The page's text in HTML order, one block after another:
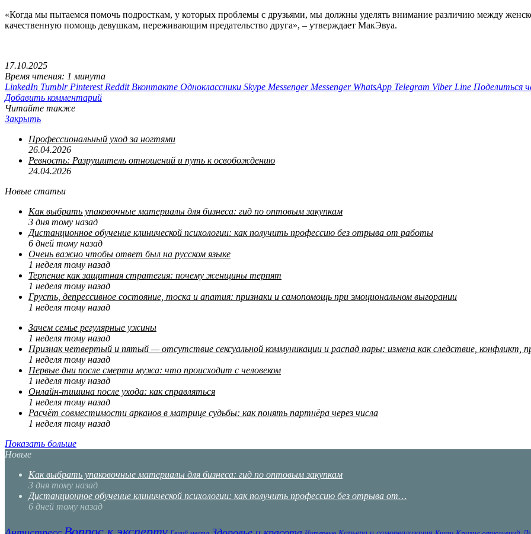
«Когда мы пытаемся помочь подросткам, у которых проблемы с друзьями, мы должны уделять внимание различию между
качественную помощь девушкам, переживающим предательство друга», – утверждает МакЭвуа.
17.10.2025
Время чтения: 1 минута
LinkedIn Tumblr Pinterest Reddit Вконтакте Одноклассники Skype Messenger Messenger WhatsApp Telegram Viber Line Поделиться
Добавить комментарий
Читайте также
Закрыть
Профессиональный уход за ногтями
26.04.2026
Ревность: Разрушитель отношений и путь к освобождению
24.04.2026
Новые статьи
Как выбрать упаковочные материалы для бизнеса: гид по оптовым закупкам
3 дня тому назад
Дистанционное обучение клинической психологии: как получить профессию без отрыва от работы
6 дней тому назад
Очень важно чтобы ответ был на русском языке
1 неделя тому назад
Терпение как защитная стратегия: почему женщины терпят
1 неделя тому назад
Грусть, депрессивное состояние, тоска и апатия: признаки и самопомощь при эмоциональном выгорании
1 неделя тому назад
Зачем семье регулярные ужины
1 неделя тому назад
Признак четвертый и пятый — отсутствие сексуальной коммуникации и распад пары: измена как следствие, конфликт,
1 неделя тому назад
Первые дни после смерти мужа: что происходит с человеком
1 неделя тому назад
Онлайн-тишина после ухода: как справляться
1 неделя тому назад
Расчёт совместимости арканов в матрице судьбы: как понять партнёра через числа
1 неделя тому назад
Показать больше
Новые
Как выбрать упаковочные материалы для бизнеса: гид по оптовым закупкам
3 дня тому назад
Дистанционное обучение клинической психологии: как получить профессию без отрыва от…
6 дней тому назад